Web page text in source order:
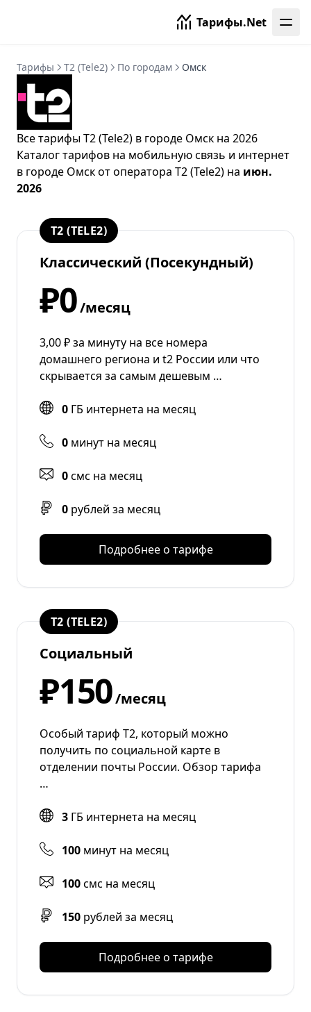
Тарифы.Net
Тарифы T2 (Tele2) По городам Омск
Все тарифы T2 (Tele2) в городе Омск на 2026
Каталог тарифов на мобильную связь и интернет
в городе Омск отоператора T2 (Tele2) на июн.
2026
T2 (TELE2)
Классический (Посекундный)
₽0/месяц
3,00 ₽ за минуту на все номера
домашнего региона и t2 России или что
скрывается за самым дешевым …
0 ГБ интернета на месяц
0 минут на месяц
0смс на месяц
0 рублей за месяц
Подробнее о тарифе
T2 (TELE2)
Социальный
₽150/месяц
Особый тариф Т2, который можно
получить по социальной карте в
отделении почты России. Обзор тарифа
…
3 ГБ интернета на месяц
100 минут на месяц
100смс на месяц
150 рублей за месяц
Подробнее о тарифе